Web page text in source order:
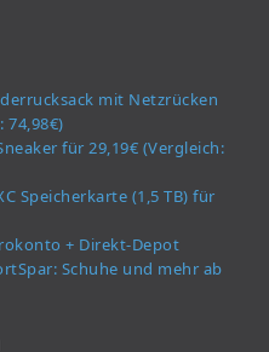
mit Netzrücken
74,98€)
für 29,19€ (Vergleich:
Speicherkarte (1,5 TB) für
+ Direkt-Depot
Schuhe und mehr ab